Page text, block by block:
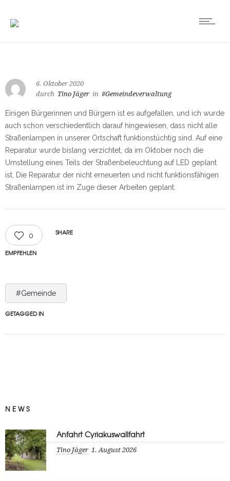
6. Oktober 2020
durch Tino Jäger in #Gemeindeverwaltung
Einigen Bürgerinnen und Bürgern ist es aufgefallen, und ich wurde
auch schon verschiedentlich darauf hingewiesen, dass nicht alle
Straßenlampen in unserer Ortschaft funktionstüchtig sind. Auf eine
Reparatur wurde bislang verzichtet, da im Oktober noch die
Umstellung eines Teils der Straßenbeleuchtung auf LED geplant
ist. Die Reparatur der nicht erneuerten und nicht funktionsfähigen
Straßenlampen ist im Zuge dieser Arbeiten geplant.
0
EMPFEHLEN
SHARE
#Gemeinde
GETAGGED IN
NEWS
Anfahrt Cyriakuswallfahrt
Tino Jäger 1. August 2026